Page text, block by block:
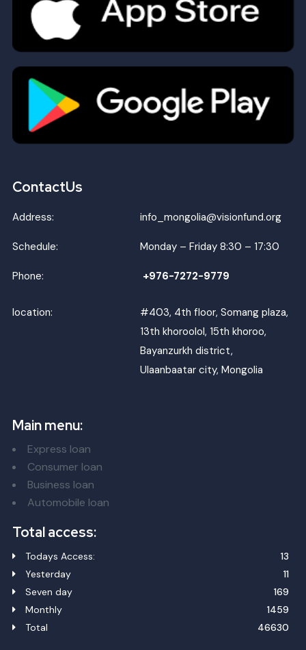
ContactUs
Address: info_mongolia@visionfund.org
Schedule: Monday – Friday 8:30 – 17:30
Phone: +976-7272-9779
location:
#403, 4th floor, Somang plaza,
13th khoroolol, 15th khoroo,
Bayanzurkh district,
Ulaanbaatar city, Mongolia
Main menu:
Express loan
Consumer loan
Business loan
Automobile loan
Total access:
Todays Access:
13
Yesterday
11
Seven day
169
Monthly
1459
Total
46630